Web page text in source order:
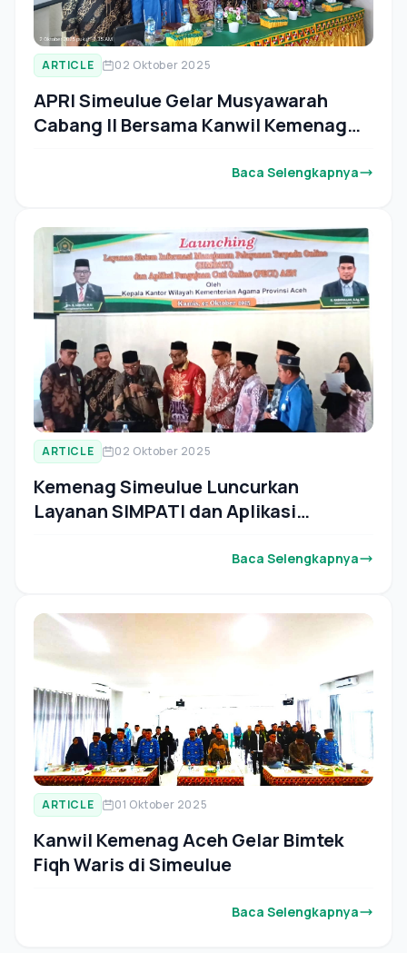
ARTICLE 02 Oktober 2025
APRI Simeulue Gelar Musyawarah
Cabang II Bersama Kanwil Kemenag
Baca Selengkapnya
ARTICLE 02 Oktober 2025
Kemenag Simeulue Luncurkan
Layanan SIMPATI dan Aplikasi
Baca Selengkapnya
ARTICLE 01 Oktober 2025
Kanwil Kemenag Aceh Gelar Bimtek
Fiqh Waris di Simeulue
Baca Selengkapnya